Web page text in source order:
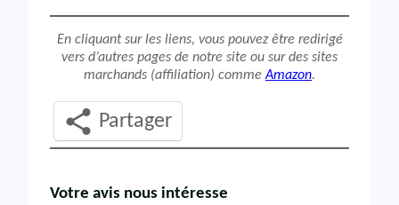
En cliquant sur les liens, vous pouvez être redirigé
vers d’autres pages de notre site ou sur des sites
marchands (affiliation) commeAmazon.
Partager
Votre avis nous intéresse